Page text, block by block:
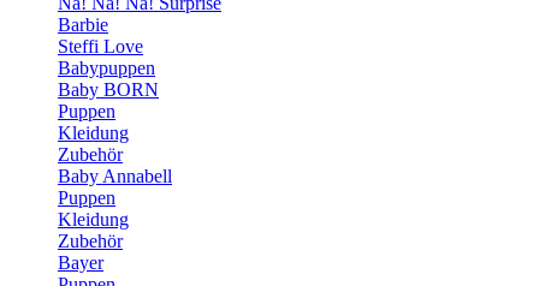
Barbie
Steffi Love
Babypuppen
Baby BORN
Puppen
Kleidung
Zubehör
Baby Annabell
Puppen
Kleidung
Zubehör
Bayer